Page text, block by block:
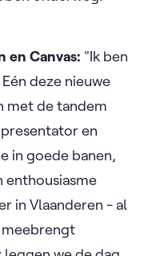
en Canvas: "Ik ben
deze nieuwe
met de tandem
en
in goede banen,
enthousiasme
in Vlaanderen - al